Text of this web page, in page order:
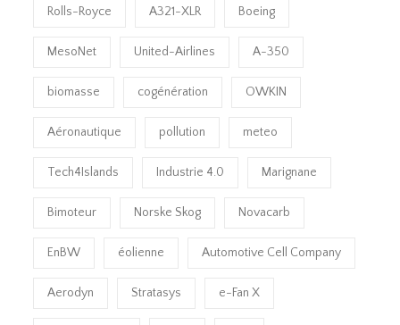
Rolls-Royce A321-XLR Boeing
MesoNet United-Airlines A-350
biomasse cogénération OWKIN
Aéronautique pollution meteo
Tech4Islands Industrie 4.0 Marignane
Bimoteur Norske Skog Novacarb
EnBW éolienne Automotive Cell Company
Aerodyn Stratasys e-Fan X